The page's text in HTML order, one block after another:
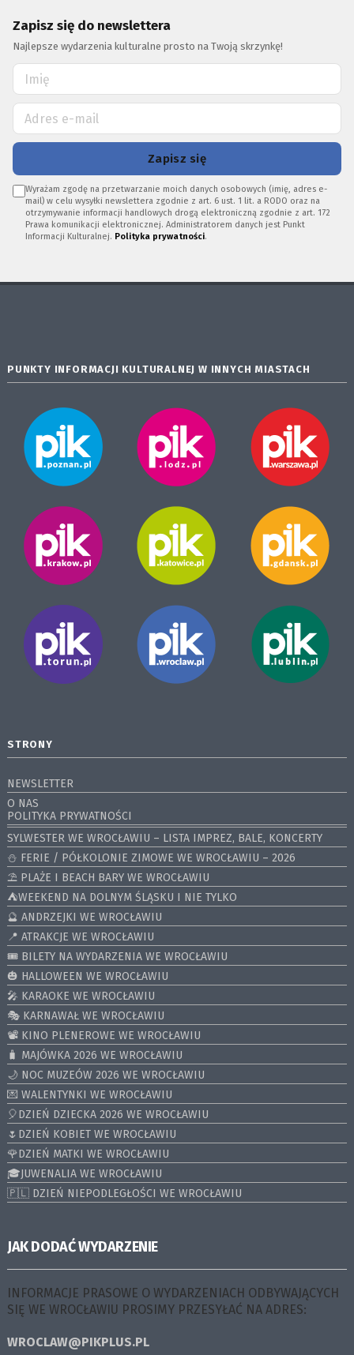
Zapisz się do newslettera
Najlepsze wydarzenia kulturalne prosto na Twoją skrzynkę!
Zapisz się
Wyrażam zgodę na przetwarzanie moich danych osobowych (imię, adres e-
mail) w celu wysyłki newslettera zgodnie z art. 6 ust. 1 lit. a RODO oraz na
otrzymywanie informacji handlowych drogą elektroniczną zgodnie z art. 172
Prawa komunikacji elektronicznej. Administratorem danych jest Punkt
Informacji Kulturalnej. Polityka prywatności.
PUNKTY INFORMACJI KULTURALNEJ W INNYCH MIASTACH
STRONY
NEWSLETTER
O NAS
POLITYKA PRYWATNOŚCI
SYLWESTER WE WROCŁAWIU – LISTA IMPREZ, BALE, KONCERTY
⛄️ FERIE / PÓŁKOLONIE ZIMOWE WE WROCŁAWIU – 2026
⛱️ PLAŻE I BEACH BARY WE WROCŁAWIU
⛺️WEEKEND NA DOLNYM ŚLĄSKU I NIE TYLKO
🔮 ANDRZEJKI WE WROCŁAWIU
📍 ATRAKCJE WE WROCŁAWIU
🎟️ BILETY NA WYDARZENIA WE WROCŁAWIU
🎃 HALLOWEEN WE WROCŁAWIU
🎤 KARAOKE WE WROCŁAWIU
🎭 KARNAWAŁ WE WROCŁAWIU
📽️ KINO PLENEROWE WE WROCŁAWIU
🧳 MAJÓWKA 2026 WE WROCŁAWIU
🌙 NOC MUZEÓW 2026 WE WROCŁAWIU
💌 WALENTYNKI WE WROCŁAWIU
🎈DZIEŃ DZIECKA 2026 WE WROCŁAWIU
🌷DZIEŃ KOBIET WE WROCŁAWIU
🌹DZIEŃ MATKI WE WROCŁAWIU
🎓JUWENALIA WE WROCŁAWIU
🇵🇱 DZIEŃ NIEPODLEGŁOŚCI WE WROCŁAWIU
JAK DODAĆ WYDARZENIE
INFORMACJE PRASOWE O WYDARZENIACH ODBYWAJĄCYCH
SIĘ WE WROCŁAWIU PROSIMY PRZESYŁAĆ NA ADRES:
WROCLAW@PIKPLUS.PL